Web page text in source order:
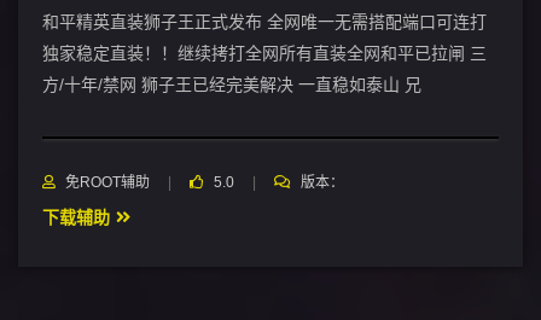
和平精英直装狮子王正式发布 全网唯一无需搭配端口可连打
独家稳定直装！！继续拷打全网所有直装全网和平已拉闸 三
方/十年/禁网 狮子王已经完美解决 一直稳如泰山 兄
免ROOT辅助 5.0 版本：
下载辅助